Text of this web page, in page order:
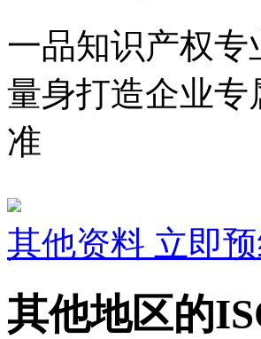
一品知识产权
量身打造企业
准
其他资料 立即
其他地区的